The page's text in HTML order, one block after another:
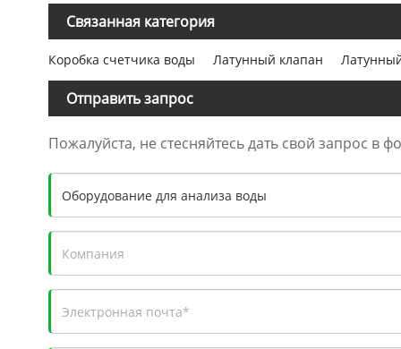
Связанная категория
Коробка счетчика воды Латунный клапан
Отправить запрос
Пожалуйста, не стесняйтесь дать свой запрос